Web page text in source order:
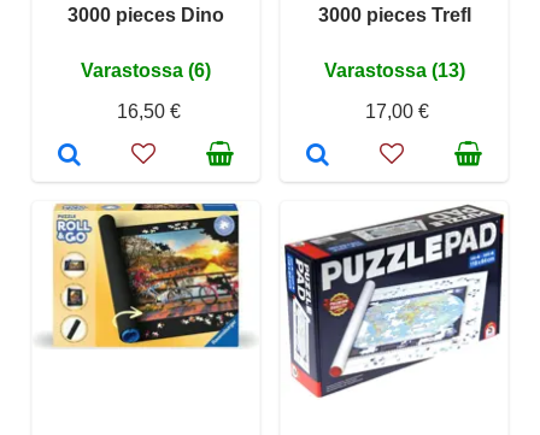
3000 pieces Dino
Varastossa (6)
16,50 €
3000 pieces Trefl
Varastossa (13)
17,00 €